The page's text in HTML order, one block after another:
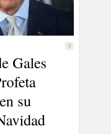
0
Gales
su